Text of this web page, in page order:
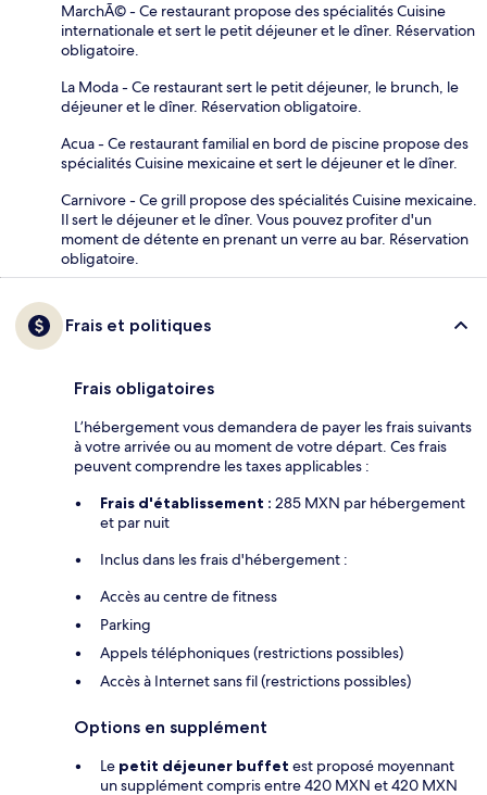
MarchÃ© - Ce restaurant propose des spécialités Cuisine
internationale et sert le petit déjeuner et le dîner. Réservation
obligatoire.
La Moda - Ce restaurant sert le petit déjeuner, le brunch, le
déjeuner et le dîner. Réservation obligatoire.
Acua - Ce restaurant familial en bord de piscine propose des
spécialités Cuisine mexicaine et sert le déjeuner et le dîner.
Carnivore - Ce grill propose des spécialités Cuisine mexicaine.
Il sert le déjeuner et le dîner. Vous pouvez profiter d'un
moment de détente en prenant un verre au bar. Réservation
obligatoire.
Frais et politiques
Frais obligatoires
L’hébergement vous demandera de payer les frais suivants
à votre arrivée ou au moment de votre départ. Ces frais
peuvent comprendre les taxes applicables :
Frais d'établissement : 285 MXN par hébergement
et par nuit
Inclus dans les frais d'hébergement :
Accès au centre de fitness
Parking
Appels téléphoniques (restrictions possibles)
Accès à Internet sans fil (restrictions possibles)
Options en supplément
Le petit déjeuner buffet est proposé moyennant
un supplément compris entre 420 MXN et 420 MXN